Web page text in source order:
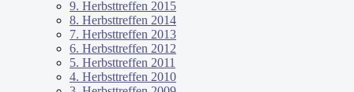
9. Herbsttreffen 2015
8. Herbsttreffen 2014
7. Herbsttreffen 2013
6. Herbsttreffen 2012
5. Herbsttreffen 2011
4. Herbsttreffen 2010